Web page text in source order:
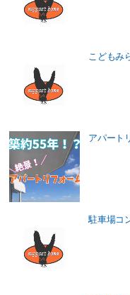
こどもみ
アパート
駐車場コ